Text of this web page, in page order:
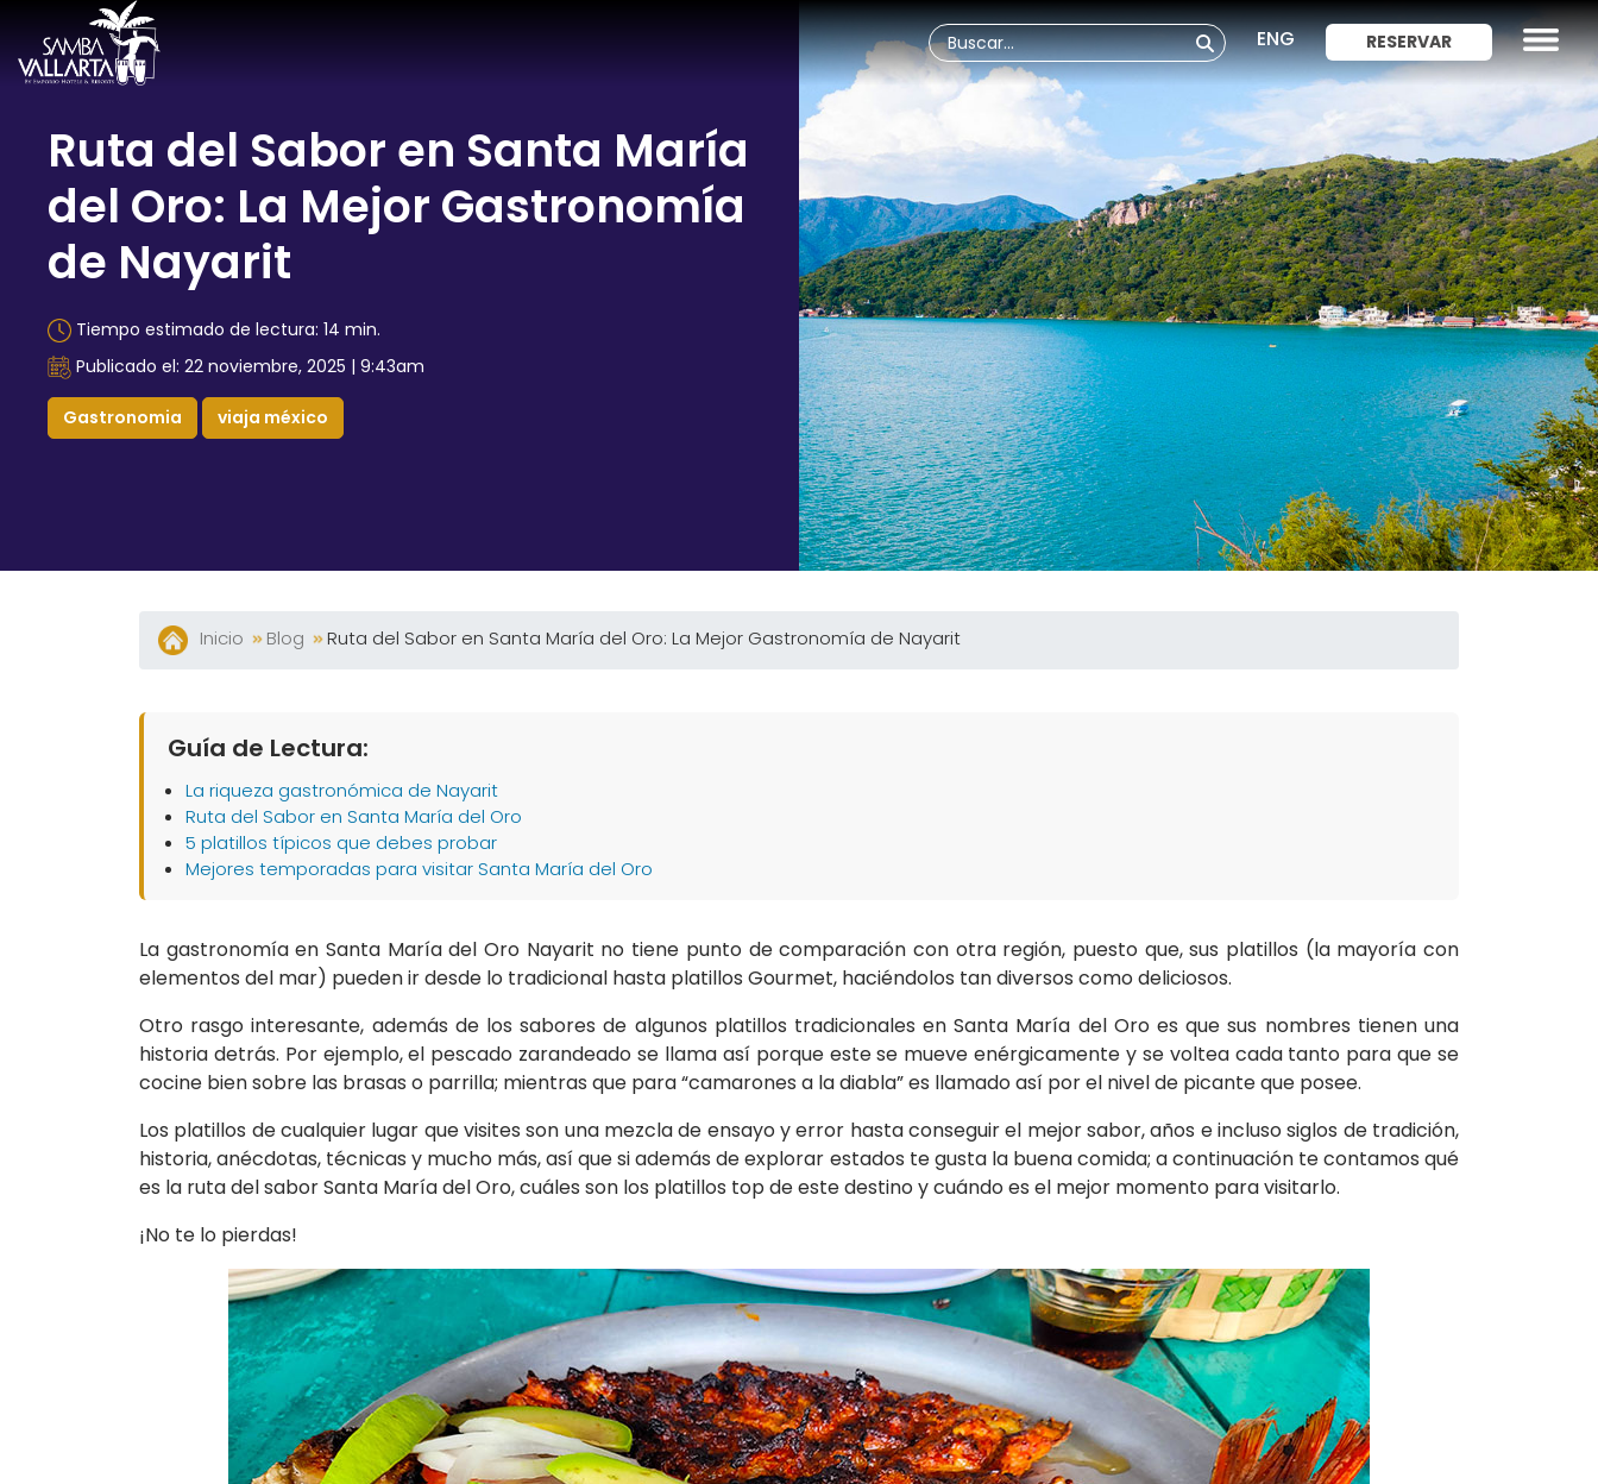
ENG RESERVAR
Ruta del Sabor en Santa María
del Oro: La Mejor Gastronomía
de Nayarit
Tiempo estimado de lectura: 14 min.
Publicado el: 22 noviembre, 2025 | 9:43am
Gastronomia viaja méxico
Inicio Blog Ruta del Sabor en Santa María del Oro: La Mejor Gastronomía de Nayarit
Guía de Lectura:
La riqueza gastronómica de Nayarit
Ruta del Sabor en Santa María del Oro
5 platillos típicos que debes probar
Mejores temporadas para visitar Santa María del Oro
La gastronomía en Santa María del Oro Nayarit no tiene punto de comparación con otra región, puesto que, sus platillos (la mayoría con
elementos del mar) pueden ir desde lo tradicional hasta platillos Gourmet, haciéndolos tan diversos como deliciosos.
Otro rasgo interesante, además de los sabores de algunos platillos tradicionales en Santa María del Oro es que sus nombres tienen una
historia detrás. Por ejemplo, el pescado zarandeado se llama así porque este se mueve enérgicamente y se voltea cada tanto para que se
cocine bien sobre las brasas o parrilla; mientras que para “camarones a la diabla” es llamado así por el nivel de picante que posee.
Los platillos de cualquier lugar que visites son una mezcla de ensayo y error hasta conseguir el mejor sabor, años e incluso siglos de tradición,
historia, anécdotas, técnicas y mucho más, así que si además de explorar estados te gusta la buena comida; a continuación te contamos qué
es la ruta del sabor Santa María del Oro, cuáles son los platillos top de este destino y cuándo es el mejor momento para visitarlo.
¡No te lo pierdas!